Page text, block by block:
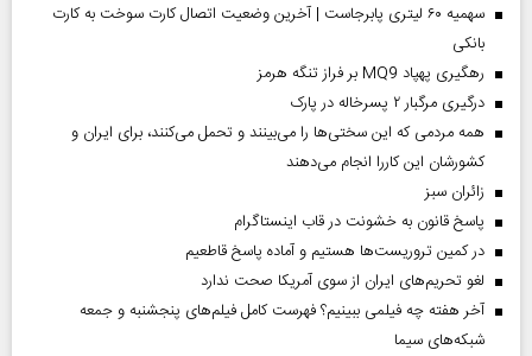
سهمیه ۶۰ لیتری پابرجاست | آخرین وضعیت اتصال کارت سوخت به کارت
بانکی
رهگیری پهپاد MQ9 بر فراز تنگه هرمز
درگیری مرگبار ۲ پسرخاله در پارک
همه مردمی که این سختی‌ها را می‌بینند و تحمل می‌کنند، برای ایران و
کشورشان این کاررا انجام می‌دهند
‌زائران سبز
پاسخ قانون به خشونت در قاب اینستاگرام
در کمین تروریست‌ها هستیم و آماده پاسخ قاطعیم
لغو تحریم‌های ایران از سوی آمریکا صحت ندارد
آخر هفته چه فیلمی ببینیم؟ فهرست کامل فیلم‌های پنجشنبه و جمعه
شبکه‌های سیما